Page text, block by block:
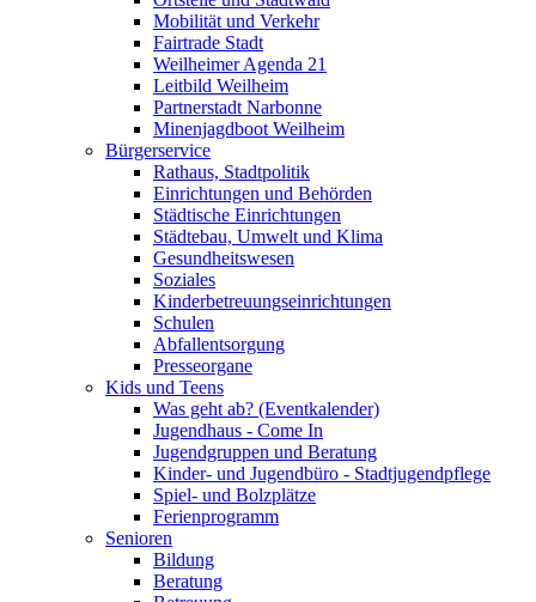
Mobilität und Verkehr
Fairtrade Stadt
Weilheimer Agenda 21
Leitbild Weilheim
Partnerstadt Narbonne
Minenjagdboot Weilheim
Bürgerservice
Rathaus, Stadtpolitik
Einrichtungen und Behörden
Städtische Einrichtungen
Städtebau, Umwelt und Klima
Gesundheitswesen
Soziales
Kinderbetreuungseinrichtungen
Schulen
Abfallentsorgung
Presseorgane
Kids und Teens
Was geht ab? (Eventkalender)
Jugendhaus - Come In
Jugendgruppen und Beratung
Kinder- und Jugendbüro - Stadtjugendpflege
Spiel- und Bolzplätze
Ferienprogramm
Senioren
Bildung
Beratung